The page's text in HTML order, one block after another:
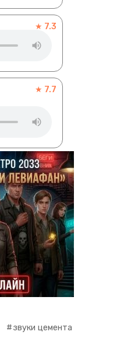
★ 7.3
★ 7.7
звуки цемента